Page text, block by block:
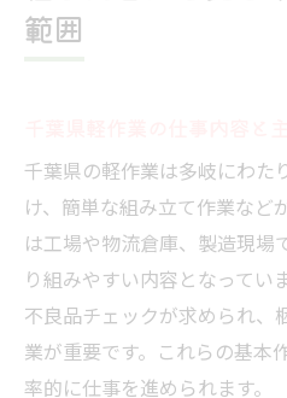
範囲
千葉県の軽作業は多岐にわた
け、簡単な組み立て作業など
は工場や物流倉庫、製造現場
り組みやすい内容となってい
不良品チェックが求められ、
業が重要です。これらの基本
率的に仕事を進められます。